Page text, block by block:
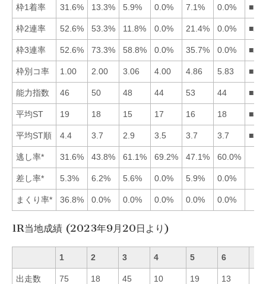
枠1着率 31.6% 13.3% 5.9% 0.0% 7.1% 0.0%
枠2連率 52.6% 53.3% 11.8% 0.0% 21.4% 0.0%
枠3連率 52.6% 73.3% 58.8% 0.0% 35.7% 0.0%
枠別コ率 1.00 2.00 3.06 4.00 4.86 5.83
能力指数 46 50 48 44 53 44
平均ST 19 18 15 17 16 18
平均ST順 4.4 3.7 2.9 3.5 3.7 3.7
逃し率* 31.6% 43.8% 61.1% 69.2% 47.1% 60.0%
差し率* 5.3% 6.2% 5.6% 0.0% 5.9% 0.0%
まくり率* 36.8% 0.0% 0.0% 0.0% 0.0% 0.0%
1R当地成績 (2023年9月20日より)
1 2 3 4 5 6
出走数 75 18 45 10 19 13